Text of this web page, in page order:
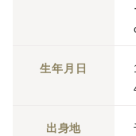
生年月日
出身地